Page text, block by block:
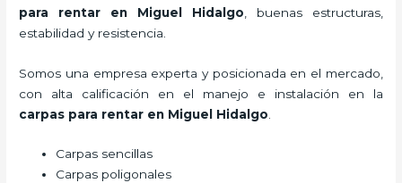
para rentar en Miguel Hidalgo , buenas estructuras,
estabilidad y resistencia.
Somos una empresa experta y posicionada en el mercado,
con alta calificación en el manejo e instalación en la
carpas para rentar en Miguel Hidalgo
Carpas sencillas
Carpas poligonales